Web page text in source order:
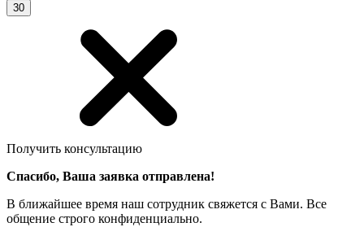
30
Получить консультацию
Спасибо, Ваша заявка отправлена!
В ближайшее время наш сотрудник свяжется с Вами. Все
общение строго конфиденциально.